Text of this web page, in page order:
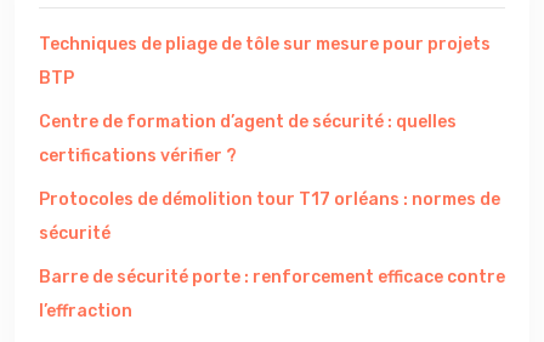
Techniques de pliage de tôle sur mesure pour projets
BTP
Centre de formation d’agent de sécurité : quelles
certifications vérifier ?
Protocoles de démolition tour T17 orléans : normes de
sécurité
Barre de sécurité porte : renforcement efficace contre
l’effraction